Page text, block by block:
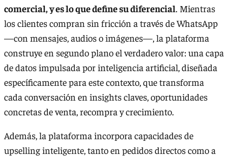
comercial, y es lo que define su diferencial. Mientras
los clientes compran sin fricción a través de WhatsApp
—con mensajes, audios o imágenes—, la plataforma
construye en segundo plano el verdadero valor: una capa
de datos impulsada por inteligencia artificial, diseñada
específicamente para este contexto, que transforma
cada conversación en insights claves, oportunidades
concretas de venta, recompra y crecimiento.
Además, la plataforma incorpora capacidades de
upselling inteligente, tanto en pedidos directos como a